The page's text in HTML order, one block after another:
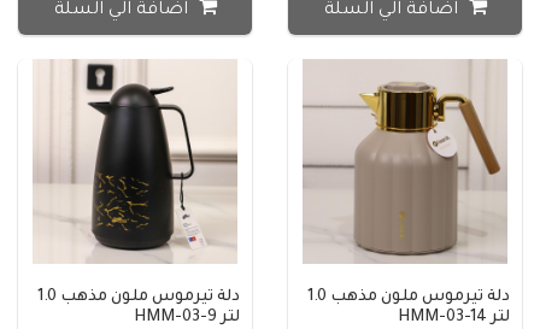
اضافة الي السلة اضافة الي السلة
دلة تيرموس ملون مذهب 1.0
لتر HMM-03-14
دلة تيرموس ملون مذهب 1.0
لتر HMM-03-9